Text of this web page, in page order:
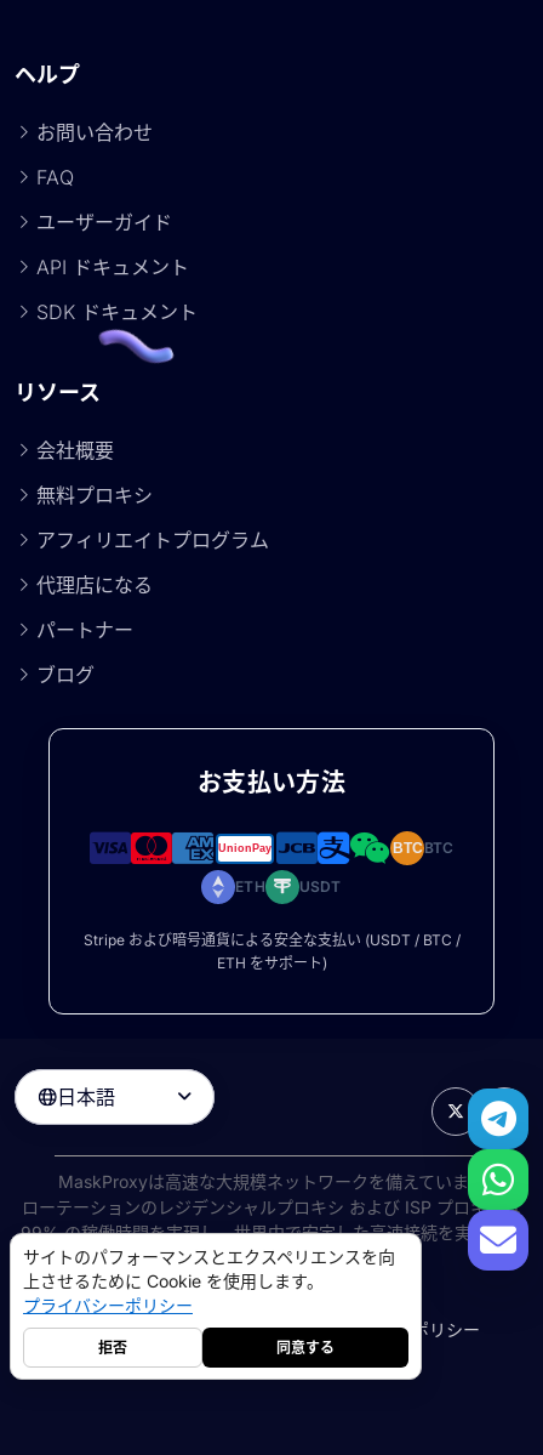
ヘルプ
お問い合わせ
FAQ
ユーザーガイド
API ドキュメント
SDK ドキュメント
リソース
会社概要
無料プロキシ
アフィリエイトプログラム
代理店になる
パートナー
ブログ
お支払い方法
BTCBTC
ETH USDT
Stripe および暗号通貨による安全な支払い (USDT / BTC /
ETH をサポート)
日本語 
MaskProxyは高速な大規模ネットワークを備えています
ローテーションのレジデンシャルプロキシ および ISP プロキシは
99% の稼働時間を実現し、世界中で安定した高速接続を実現しま
す。
©2026AIWAY LIMITED. 無断転載を禁じます.
利用規約プライバシーポリシー返金ポリシーCookie ポリシー
サイトのパフォーマンスとエクスペリエンスを向
上させるために Cookie を使用します。
プライバシーポリシー
拒否 同意する